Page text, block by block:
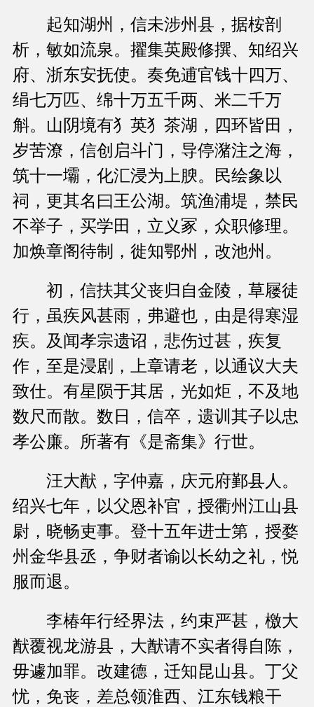
起知湖州，信未涉州县，据桉剖
析，敏如流泉。擢集英殿修撰、知绍兴
府、浙东安抚使。奏免逋官钱十四万、
绢七万匹、绵十万五千两、米二千万
斛。山阴境有犭英犭茶湖，四环皆田，
岁苦潦，信创启斗门，导停潴注之海，
筑十一壩，化汇浸为上腴。民绘象以
祠，更其名曰王公湖。筑渔浦堤，禁民
不举子，买学田，立义冢，众职修理。
加焕章阁待制，徙知鄂州，改池州。
初，信扶其父丧归自金陵，草屦徒
行，虽疾风甚雨，弗避也，由是得寒湿
疾。及闻孝宗遗诏，悲伤过甚，疾复
作，至是浸剧，上章请老，以通议大夫
致仕。有星陨于其居，光如炬，不及地
数尺而散。数日，信卒，遗训其子以忠
孝公廉。所著有《是斋集》行世。
汪大猷，字仲嘉，庆元府鄞县人。
绍兴七年，以父恩补官，授衢州江山县
尉，晓畅吏事。登十五年进士第，授婺
州金华县丞，争财者谕以长幼之礼，悦
服而退。
李椿年行经界法，约束严甚，檄大
猷覆视龙游县，大猷请不实者得自陈，
毋遽加罪。改建德，迁知昆山县。丁父
忧，免丧，差总领淮西、江东钱粮干